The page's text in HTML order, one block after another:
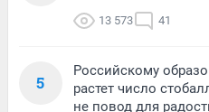
13 573 41
5
Российскому
растет число
не повод для